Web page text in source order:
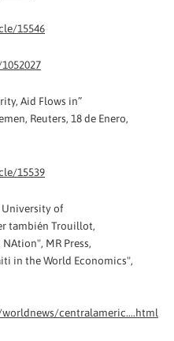
15546
Aid Flows in”
Reuters, 18 de Enero,
15539
University of
también Trouillot,
MR Press,
in the World Economics",
centralameric....html